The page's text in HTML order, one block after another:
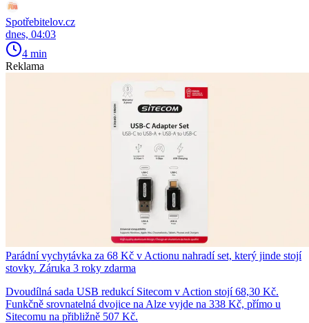
Spotřebitelov.cz
dnes, 04:03
4 min
Reklama
Parádní vychytávka za 68 Kč v Actionu nahradí set, který jinde stojí
stovky. Záruka 3 roky zdarma
Dvoudílná sada USB redukcí Sitecom v Action stojí 68,30 Kč.
Funkčně srovnatelná dvojice na Alze vyjde na 338 Kč, přímo u
Sitecomu na přibližně 507 Kč.